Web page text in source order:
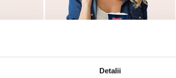
Detalii